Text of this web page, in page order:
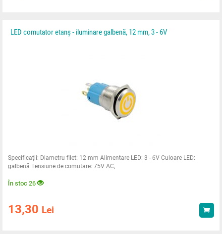
LED comutator etanș - iluminare galbenă, 12 mm, 3 - 6V
Specificații: Diametru filet: 12 mm Alimentare LED: 3 - 6V Culoare LED:
galbenă Tensiune de comutare: 75V AC,
În stoc 26
13,30 Lei